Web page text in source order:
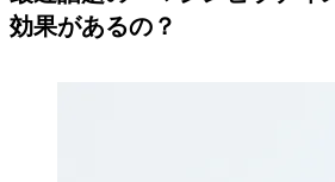
効果があるの？